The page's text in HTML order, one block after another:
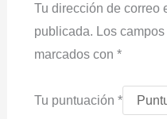
Tu dirección de correo
publicada. Los
marcados con *
Tu puntuación *